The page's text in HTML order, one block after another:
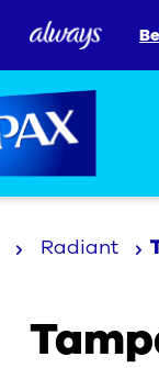
Radiant